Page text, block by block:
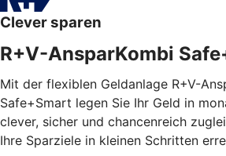
Clever sparen
R+V-AnsparKombi
Mit der flexiblen Geldanlage R+V-
Safe+Smart legen Sie Ihr Geld in
clever, sicher und chancenreich
Ihre Sparziele in kleinen Schritten